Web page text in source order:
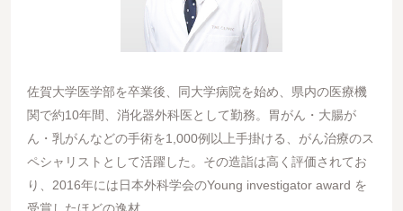
佐賀大学医学部を卒業後、同大学病院を始め、県内の医療機
関で約10年間、消化器外科医として勤務。胃がん・大腸が
ん・乳がんなどの手術を1,000例以上手掛ける、がん治療のス
ペシャリストとして活躍した。その造詣は高く評価されてお
り、2016年には日本外科学会のYoung investigator award を